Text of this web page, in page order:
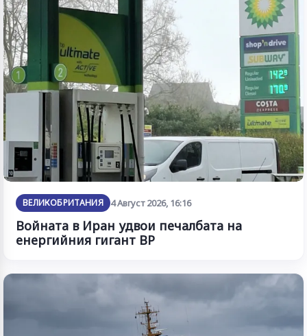
ВЕЛИКОБРИТАНИЯ 4 Август 2026, 16:16
Войната в Иран удвои печалбата на
енергийния гигант BP